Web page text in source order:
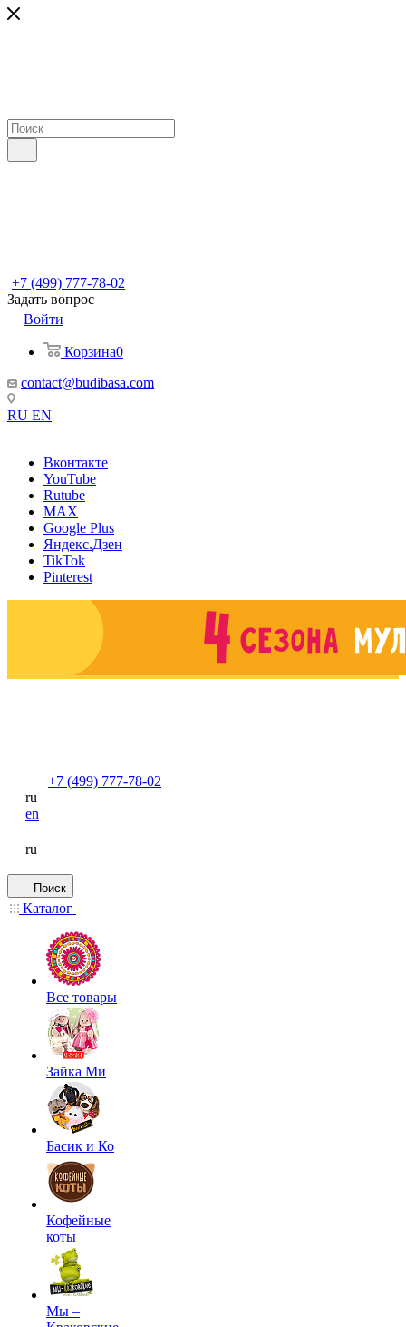
+7 (499) 777-78-02
Задать вопрос
Войти
Корзина0
contact@budibasa.com
RU EN
Вконтакте
YouTube
Rutube
MAX
Google Plus
Яндекс.Дзен
TikTok
Pinterest
+7 (499) 777-78-02
ru
en
ru
Поиск
Каталог
Все товары
Зайка Ми
Басик и Ко
Кофейные
коты
Мы –